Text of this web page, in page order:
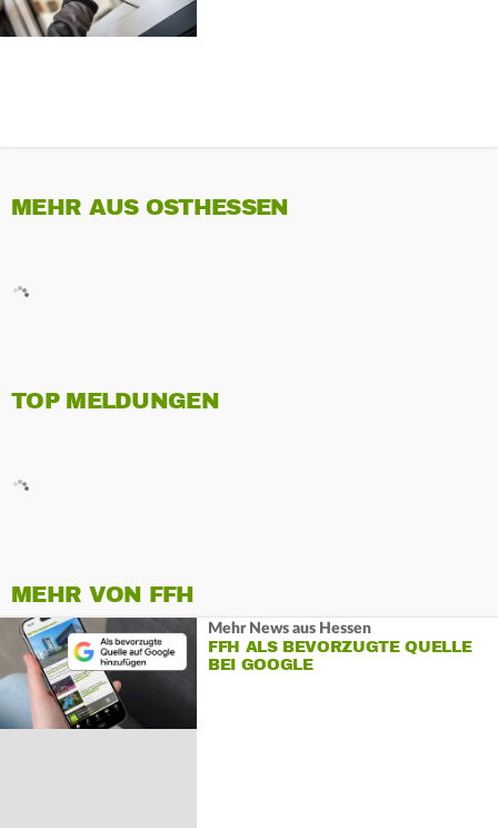
MEHR AUS OSTHESSEN
TOP MELDUNGEN
MEHR VON FFH
Mehr News aus Hessen
FFH ALS BEVORZUGTE QUELLE
BEI GOOGLE